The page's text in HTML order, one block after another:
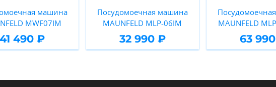
машина
MWF07IM
41 490 ₽
Посудомоечная машина
MAUNFELD MLP-06IM
32 990 ₽
MAUNFELD
63